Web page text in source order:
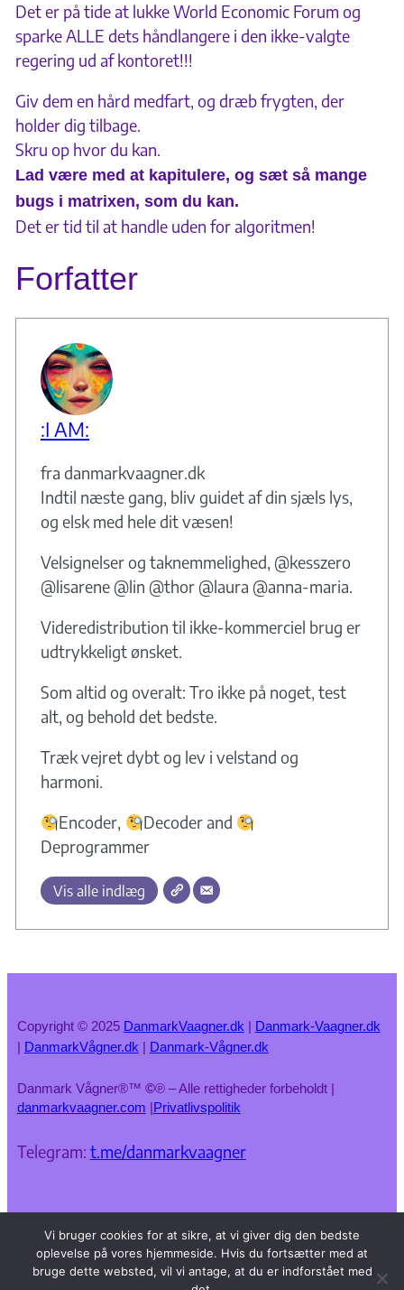
Det er på tide at lukke World Economic Forum og
sparke ALLE dets håndlangere i den ikke-valgte
regering ud af kontoret!!!
Giv dem en hård medfart, og dræb frygten, der
holder dig tilbage.
Skru op hvor du kan.
Lad være med at kapitulere, og sæt så mange
bugs i matrixen, som du kan.
Det er tid til at handle uden for algoritmen!
Forfatter
:I AM:
fra danmarkvaagner.dk
Indtil næste gang, bliv guidet af din sjæls lys,
og elsk med hele dit væsen!
Velsignelser og taknemmelighed, @kesszero
@lisarene @lin @thor @laura @anna-maria.
Videredistribution til ikke-kommerciel brug er
udtrykkeligt ønsket.
Som altid og overalt: Tro ikke på noget, test
alt, og behold det bedste.
Træk vejret dybt og lev i velstand og
harmoni.
Encoder,
Decoder and
Deprogrammer
Vis alle indlæg
Copyright © 2025 DanmarkVaagner.dk | Danmark-Vaagner.dk
| DanmarkVågner.dk | Danmark-Vågner.dk
Danmark Vågner®™ ©℗ – Alle rettigheder forbeholdt |
danmarkvaagner.com
Privatlivspolitik
Telegram: t.me/danmarkvaagner
Vi bruger cookies for at sikre, at vi giver dig den bedste
oplevelse på vores hjemmeside. Hvis du fortsætter med at
bruge dette websted, vil vi antage, at du er indforstået med